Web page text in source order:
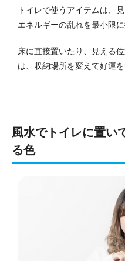
トイレで使うアイテムは、
エネルギーの乱れを最小限に
床に直接置いたり、見える
は、収納場所を変えて好運
風水でトイレに置い
る色